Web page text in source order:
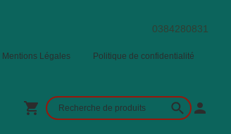
0384280831
Mentions Légales Politique de confidentialité